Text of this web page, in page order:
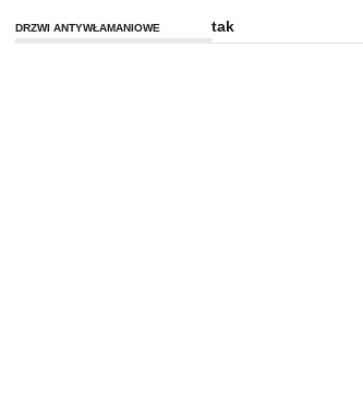
DRZWI ANTYWŁAMANIOWE tak